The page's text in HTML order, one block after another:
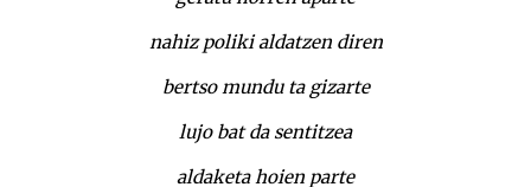
nahiz poliki aldatzen diren
bertso mundu ta gizarte
lujo bat da sentitzea
aldaketa hoien parte